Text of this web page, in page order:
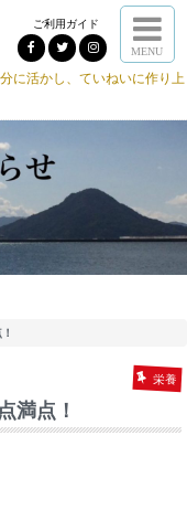
ご利用ガイド
MENU
に活かし、ていねいに作り上
栄養
満点！